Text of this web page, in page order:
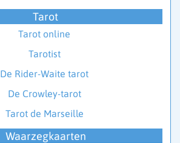
Tarot
Tarot online
Tarotist
De Rider-Waite tarot
De Crowley-tarot
Tarot de Marseille
Waarzegkaarten